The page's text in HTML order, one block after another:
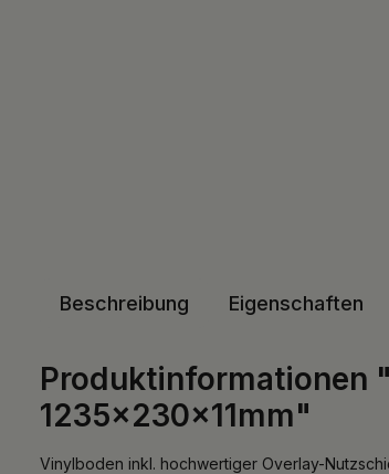
Beschreibung Eigenschaften
Produktinformationen
1235x230x11mm"
Vinylboden inkl. hochwertiger Overlay-